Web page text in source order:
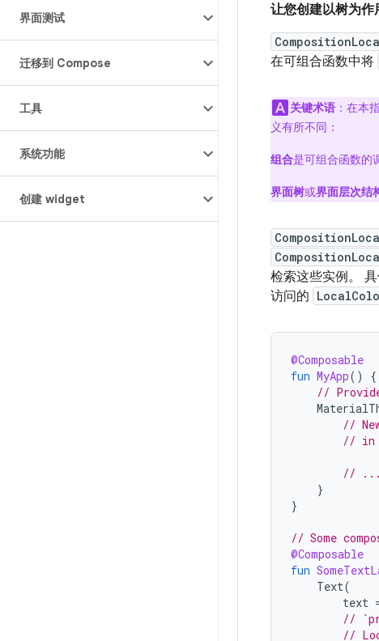
界面测试
迁移到 Compose
工具
系统功能
创建 widget
让您创建以树为
在可组合函数中将
关键术语 ：在本
义有所不同：
组合是可组合函数的
界面树或界面层次结
检索这些实例。
访问的
@Composable
fun MyApp()
{
//
//
// in
// ...
}
}
// Some
@Composable
fun
Text(
text
//
//